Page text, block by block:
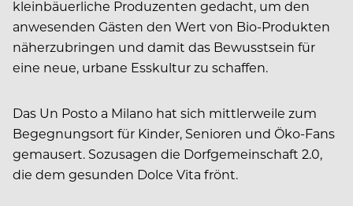
kleinbäuerliche Produzenten gedacht, um den
anwesenden Gästen den Wert von Bio-Produkten
näherzubringen und damit das Bewusstsein für
eine neue, urbane Esskultur zu schaffen.
Das Un Posto a Milano hat sich mittlerweile zum
Begegnungsort für Kinder, Senioren und Öko-Fans
gemausert. Sozusagen die Dorfgemeinschaft 2.0,
die dem gesunden Dolce Vita frönt.